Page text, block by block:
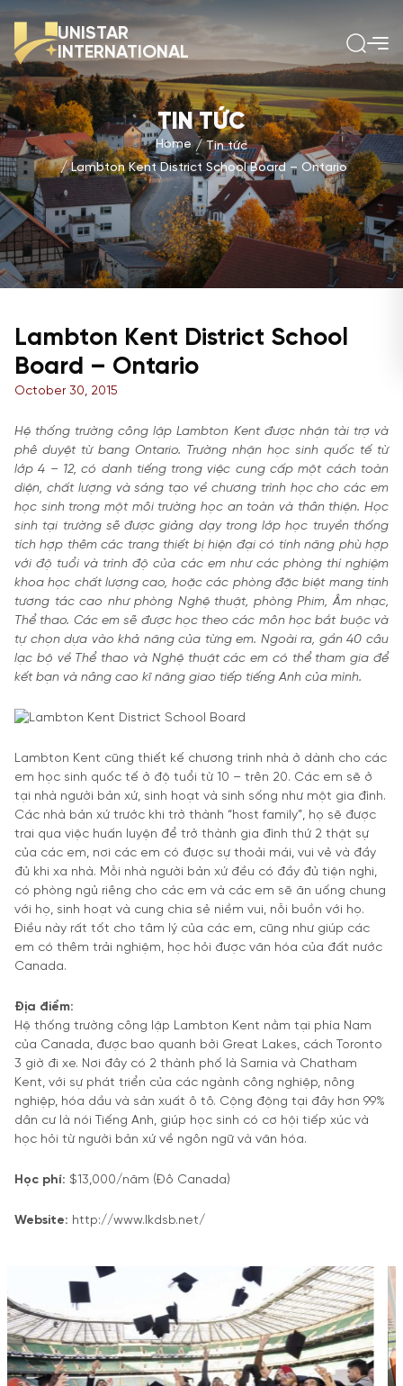
UNISTAR
INTERNATIONAL
TIN TỨC
Home
Tin tức
Lambton Kent District School Board – Ontario
Lambton Kent District School
Board – Ontario
October 30, 2015
Hệ thống trường công lập Lambton Kent được nhận tài trợ và
phê duyệt từ bang Ontario. Trường nhận học sinh quốc tế từ
lớp 4 – 12, có danh tiếng trong việc cung cấp một cách toàn
diện, chất lượng và sáng tạo về chương trình học cho các em
học sinh trong một môi trường học an toàn và thân thiện. Học
sinh tại trường sẽ được giảng dạy trong lớp học truyền thống
tích hợp thêm các trang thiết bị hiện đại có tính năng phù hợp
với độ tuổi và trình độ của các em như các phòng thí nghiệm
khoa học chất lượng cao, hoặc các phòng đặc biệt mang tính
tương tác cao như phòng Nghệ thuật, phòng Phim, Âm nhạc,
Thể thao. Các em sẽ được học theo các môn học bắt buộc và
tự chọn dựa vào khả năng của từng em. Ngoài ra, gần 40 câu
lạc bộ về Thể thao và Nghệ thuật các em có thể tham gia để
kết bạn và nâng cao kĩ năng giao tiếp tiếng Anh của mình.
Lambton Kent cũng thiết kế chương trình nhà ở dành cho các
em học sinh quốc tế ở độ tuổi từ 10 – trên 20. Các em sẽ ở
tại nhà người bản xứ, sinh hoạt và sinh sống như một gia đình.
Các nhà bản xứ trước khi trở thành “host family”, họ sẽ được
trai qua việc huấn luyện để trở thành gia đình thứ 2 thật sự
của các em, nơi các em có được sự thoải mái, vui vẻ và đầy
đủ khi xa nhà. Mỗi nhà người bản xứ đều có đầy đủ tiện nghi,
có phòng ngủ riêng cho các em và các em sẽ ăn uống chung
với họ, sinh hoạt và cung chia sẻ niềm vui, nỗi buồn với họ.
Điều này rất tốt cho tâm lý của các em, cũng như giúp các
em có thêm trải nghiệm, học hỏi được văn hóa của đất nước
Canada.
Địa điểm:
Hệ thống trường công lập Lambton Kent nằm tại phía Nam
của Canada, được bao quanh bởi Great Lakes, cách Toronto
3 giờ đi xe. Nơi đây có 2 thành phố là Sarnia và Chatham
Kent, với sự phát triển của các ngành công nghiệp, nông
nghiệp, hóa dầu và sản xuất ô tô. Cộng động tại đây hơn 99%
dân cư là nói Tiếng Anh, giúp học sinh có cơ hội tiếp xúc và
học hỏi từ người bản xứ về ngôn ngữ và văn hóa.
Học phí: $13,000/năm (Đô Canada)
Website: http://www.lkdsb.net/